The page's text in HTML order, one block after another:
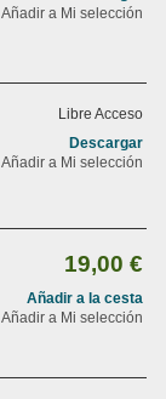
Añadir a Mi selección
Libre Acceso
Descargar
Añadir a Mi selección
19,00 €
Añadir a la cesta
Añadir a Mi selección